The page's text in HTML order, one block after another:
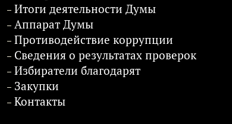
Итоги деятельности Думы
Аппарат Думы
Противодействие коррупции
Сведения о результатах проверок
Избиратели благодарят
Закупки
Контакты